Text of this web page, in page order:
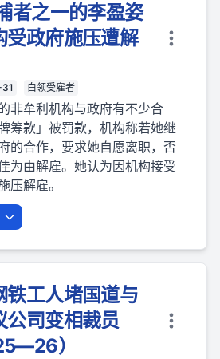
者之一的李盈姿
受政府施压遭解
白领受雇者
非牟利机构与政府有不少合
筹款」被罚款，机构称若她继
的合作，要求她自愿离职，否
为由解雇。她认为因机构接受
压解雇。
铁工人堵国道与
公司变相裁员
）